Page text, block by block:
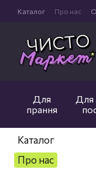
Перейти до
Каталог Про нас
Для
прання
Для
Каталог
Про нас